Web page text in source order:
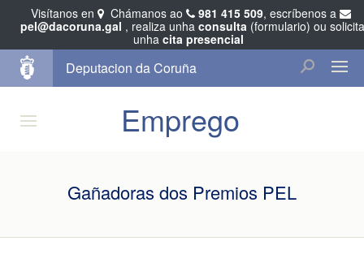
Deputacion da Coruña
Emprego
Gañadoras dos Premios PEL
Visítanos en Chámanos ao 981 415 509, escríbenos a
pel@dacoruna.gal , realiza unha consulta(formulario) ou solicita
unha cita presencial